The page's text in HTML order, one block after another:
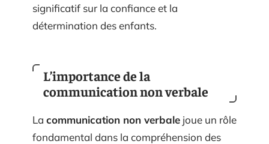
significatif sur la confiance et la
détermination des enfants.
L’importance de la
communication non verbale
La communication non verbale joue un rôle
fondamental dans la compréhension des